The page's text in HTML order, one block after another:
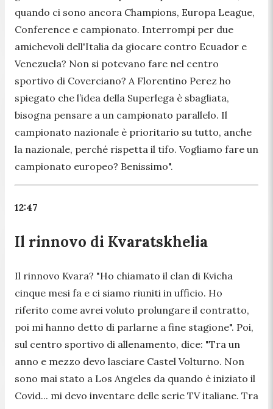
quando ci sono ancora Champions, Europa League,
Conference e campionato. Interrompi per due
amichevoli dell'Italia da giocare contro Ecuador e
Venezuela? Non si potevano fare nel centro
sportivo di Coverciano? A Florentino Perez ho
spiegato che l’idea della Superlega è sbagliata,
bisogna pensare a un campionato parallelo. Il
campionato nazionale è prioritario su tutto, anche
la nazionale, perché rispetta il tifo. Vogliamo fare un
campionato europeo? Benissimo".
12:47
Il rinnovo di Kvaratskhelia
Il rinnovo Kvara? "Ho chiamato il clan di Kvicha
cinque mesi fa e ci siamo riuniti in ufficio. Ho
riferito come avrei voluto prolungare il contratto,
poi mi hanno detto di parlarne a fine stagione". Poi,
sul centro sportivo di allenamento, dice: "Tra un
anno e mezzo devo lasciare Castel Volturno. Non
sono mai stato a Los Angeles da quando è iniziato il
Covid... mi devo inventare delle serie TV italiane. Tra